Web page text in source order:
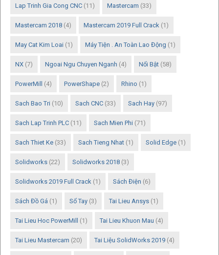
Lap Trinh Gia Cong CNC (11) Mastercam (33)
Mastercam 2018 (4) Mastercam 2019 Full Crack (1)
May Cat Kim Loai (1) Máy Tiện . An Toàn Lao Động (1)
NX (7) Ngoai Ngu Chuyen Nganh (4) Nổi Bật (58)
PowerMill (4) PowerShape (2) Rhino (1)
Sach Bao Tri (10) Sach CNC (33) Sach Hay (97)
Sach Lap Trinh PLC (11) Sach Mien Phi (71)
Sach Thiet Ke (33) Sach Tieng Nhat (1) Solid Edge (1)
Solidworks (22) Solidworks 2018 (3)
Solidworks 2019 Full Crack (1) Sách Điện (6)
Sách Đồ Gá (1) Sổ Tay (3) Tai Lieu Ansys (1)
Tai Lieu Hoc PowerMill (1) Tai Lieu Khuon Mau (4)
Tai Lieu Mastercam (20) Tai Liệu SolidWorks 2019 (4)